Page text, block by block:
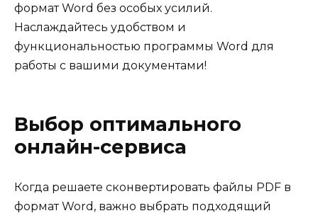
формат Word без особых усилий.
Наслаждайтесь удобством и
функциональностью программы Word для
работы с вашими документами!
Выбор оптимального
онлайн-сервиса
Когда решаете сконвертировать файлы PDF в
формат Word, важно выбрать подходящий